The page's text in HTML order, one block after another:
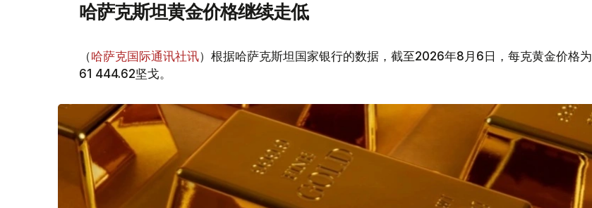
哈萨克斯坦黄金价格继续走低
（哈萨克国际通讯社讯）根据哈萨克斯坦国家银行的数据，截至2026年8月6日，每克黄金价格为
61 444.62坚戈。